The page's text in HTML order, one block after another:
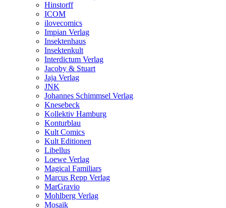
Hinstorff
ICOM
ilovecomics
Impian Verlag
Insektenhaus
Insektenkult
Interdictum Verlag
Jacoby & Stuart
Jaja Verlag
JNK
Johannes Schimmsel Verlag
Knesebeck
Kollektiv Hamburg
Konturblau
Kult Comics
Kult Editionen
Libellus
Loewe Verlag
Magical Familiars
Marcus Repp Verlag
MarGravio
Mohlberg Verlag
Mosaik